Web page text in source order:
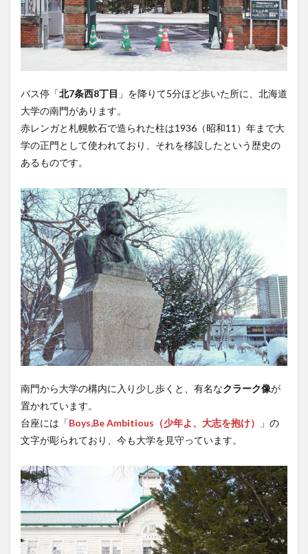
バス停「北7条西8丁目 」を降りて5分ほど歩いた所に、北海道
大学の南門があります。
赤レンガと札幌軟石で造られた柱は1936（昭和11）年まで大
学の正門として使われており、それを移設したという歴史の
あるものです。
南門から大学の構内に入り少し歩くと、有名なクラーク像が
置かれています。
台座には「Boys,Be Ambitious（少年よ、大志を抱け）
」の
文字が彫られており、今も大学を見守っています。